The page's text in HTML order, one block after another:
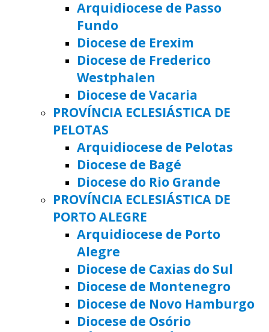
Arquidiocese de Passo
Fundo
Diocese de Erexim
Diocese de Frederico
Westphalen
Diocese de Vacaria
PROVÍNCIA ECLESIÁSTICA DE
PELOTAS
Arquidiocese de Pelotas
Diocese de Bagé
Diocese do Rio Grande
PROVÍNCIA ECLESIÁSTICA DE
PORTO ALEGRE
Arquidiocese de Porto
Alegre
Diocese de Caxias do Sul
Diocese de Montenegro
Diocese de Novo Hamburgo
Diocese de Osório